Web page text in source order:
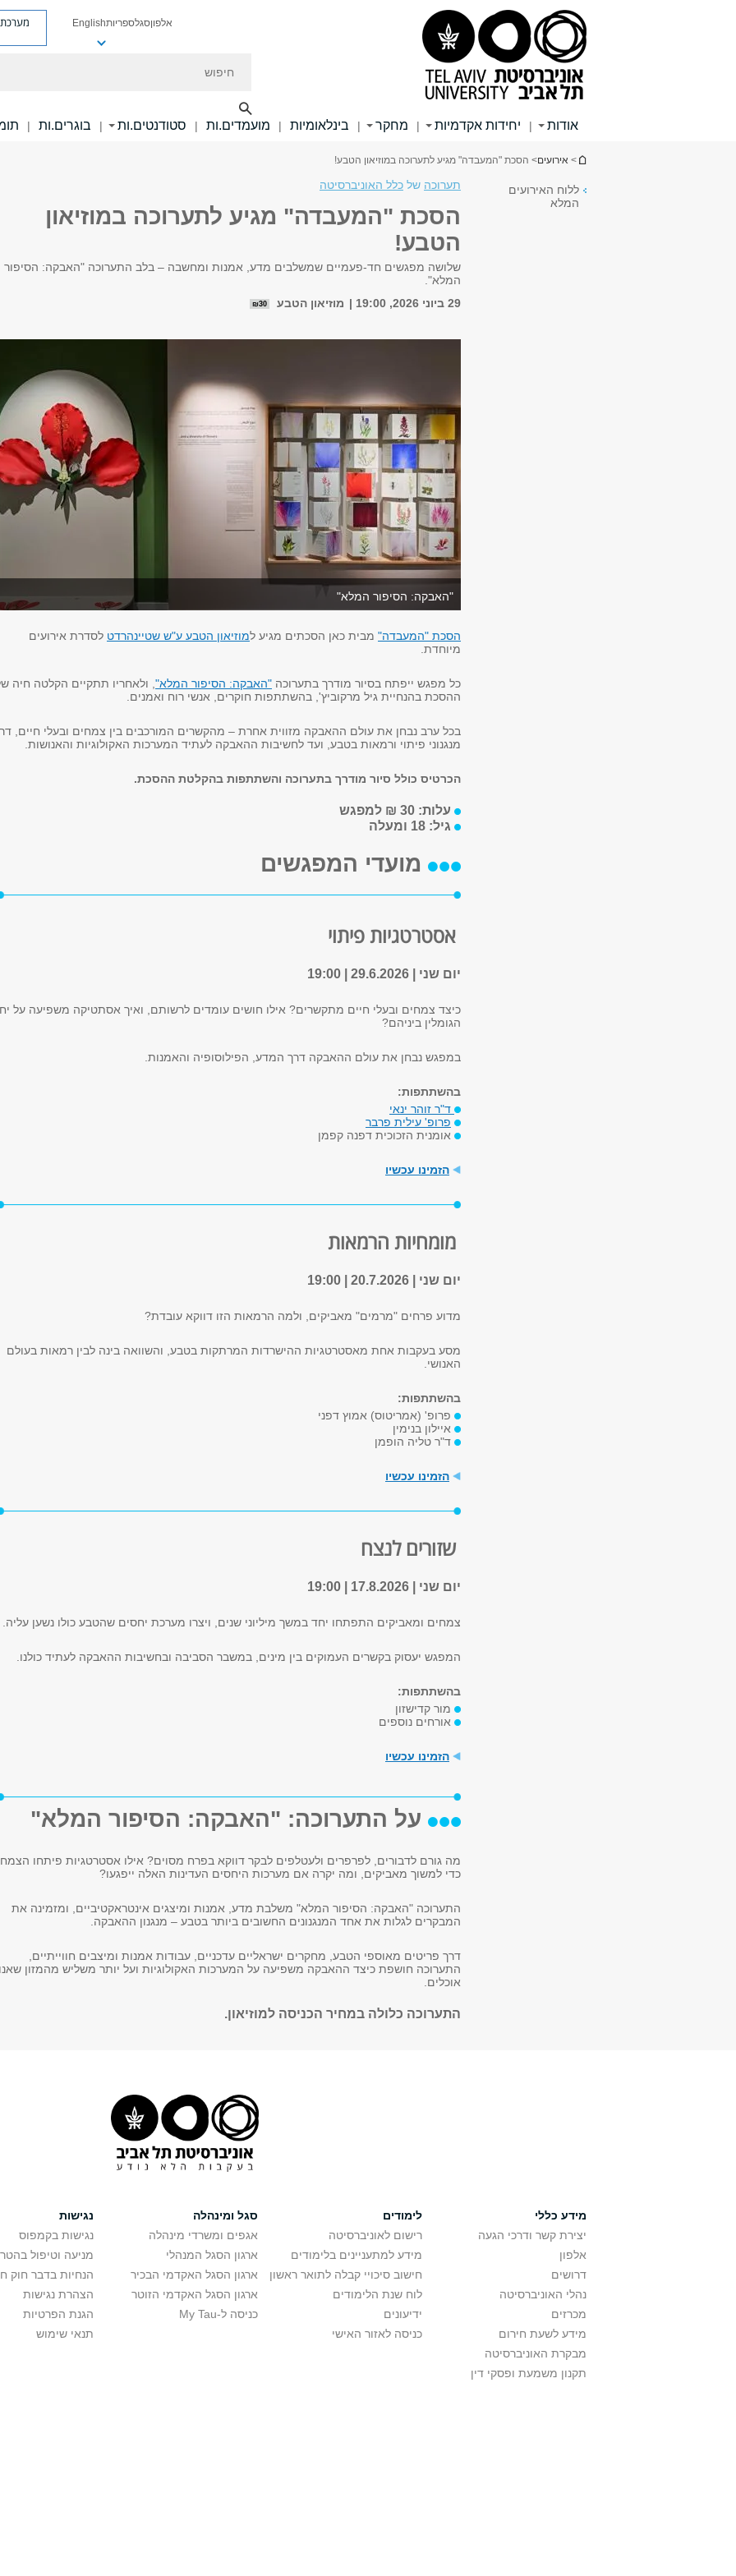
אלפוןסגלספריותEnglish מערכת
אודות | יחידות אקדמיות | מחקר | בינלאומיות | מועמדים.ות | סטודנטים.ות | בוגרים.ות |
הינך נמצא כאן
> אירועים> הסכת "המעבדה" מגיע לתערוכה במוזיאון הטבע!
ללוח האירועים
המלא
תערוכה של כלל האוניברסיטה
הסכת "המעבדה" מגיע לתערוכה במוזיאון
הטבע!
שלושה מפגשים חד-פעמיים שמשלבים מדע, אמנות ומחשבה – בלב התערוכה "האבקה: הסיפור
המלא".
29 ביוני 2026, 19:00
מוזיאון הטבע ₪30
"האבקה: הסיפור המלא"
הסכת "המעבדה" מבית כאן הסכתים מגיע למוזיאון הטבע ע"ש שטיינהרדט לסדרת אירועים
מיוחדת.
כל מפגש ייפתח בסיור מודרך בתערוכה "האבקה: הסיפור המלא" , ולאחריו תתקיים הקלטה חיה
ההסכת בהנחיית גיל מרקוביץ', בהשתתפות חוקרים, אנשי רוח ואמנים.
בכל ערב נבחן את עולם ההאבקה מזווית אחרת – מהקשרים המורכבים בין צמחים ובעלי חיים,
מנגנוני פיתוי ורמאות בטבע, ועד לחשיבות ההאבקה לעתיד המערכות האקולוגיות והאנושות.
הכרטיס כולל סיור מודרך בתערוכה והשתתפות בהקלטת ההסכת.
עלות: 30 ₪ למפגש
גיל: 18 ומעלה
מועדי המפגשים
אסטרטגיות פיתוי
יום שני | 29.6.2026 | 19:00
כיצד צמחים ובעלי חיים מתקשרים? אילו חושים עומדים לרשותם, ואיך אסתטיקה משפיעה על
הגומלין ביניהם?
במפגש נבחן את עולם ההאבקה דרך המדע, הפילוסופיה והאמנות.
בהשתתפות:
ד"ר זוהר ינאי
פרופ' עילית פרבר
אומנית הזכוכית דפנה קפמן
הזמינו עכשיו
מומחיות הרמאות
יום שני | 20.7.2026 | 19:00
מדוע פרחים "מרמים" מאביקים, ולמה הרמאות הזו דווקא עובדת?
מסע בעקבות אחת מאסטרטגיות ההישרדות המרתקות בטבע, והשוואה בינה לבין רמאות בעולם
האנושי.
בהשתתפות:
פרופ' (אמריטוס) אמוץ דפני
איילון בנימין
ד"ר טליה הופמן
הזמינו עכשיו
שזורים לנצח
יום שני | 17.8.2026 | 19:00
צמחים ומאביקים התפתחו יחד במשך מיליוני שנים, ויצרו מערכת יחסים שהטבע כולו נשען עליה.
המפגש יעסוק בקשרים העמוקים בין מינים, במשבר הסביבה ובחשיבות ההאבקה לעתיד כולנו.
בהשתתפות:
מור קדישזון
אורחים נוספים
הזמינו עכשיו
על התערוכה: "האבקה: הסיפור המלא"
מה גורם לדבורים, לפרפרים ולעטלפים לבקר דווקא בפרח מסוים? אילו אסטרטגיות פיתחו
כדי למשוך מאביקים, ומה יקרה אם מערכות היחסים העדינות האלה ייפגעו?
התערוכה "האבקה: הסיפור המלא" משלבת מדע, אמנות ומיצגים אינטראקטיביים, ומזמינה את
המבקרים לגלות את אחד המנגנונים החשובים ביותר בטבע – מנגנון ההאבקה.
דרך פריטים מאוספי הטבע, מחקרים ישראליים עדכניים, עבודות אמנות ומיצבים חווייתיים,
התערוכה חושפת כיצד ההאבקה משפיעה על המערכות האקולוגיות ועל יותר משליש מהמזון
אוכלים.
התערוכה כלולה במחיר הכניסה למוזיאון.
מידע כללי
יצירת קשר ודרכי הגעה
אלפון
דרושים
נהלי האוניברסיטה
מכרזים
מידע לשעת חירום
מבקרת האוניברסיטה
תקנון משמעת ופסקי דין
לימודים
רישום לאוניברסיטה
מידע למתעניינים בלימודים
חישוב סיכויי קבלה לתואר ראשון
לוח שנת הלימודים
ידיעונים
כניסה לאזור האישי
סגל ומינהלה
אגפים ומשרדי מינהלה
ארגון הסגל המנהלי
ארגון הסגל האקדמי הבכיר
ארגון הסגל האקדמי הזוטר
כניסה ל-My Tau
נגישות
נגישות בקמפוס
מניעה וטיפול
הנחיות בדבר חוק
הצהרת נגישות
הגנת הפרטיות
תנאי שימוש